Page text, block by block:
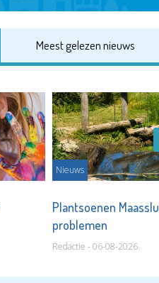
Meest gelezen nieuws
Nieuws
Plantsoenen
problemen
Redactie - 06-08-2026